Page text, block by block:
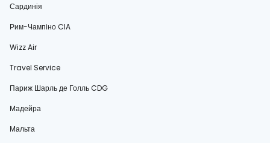
Сардинія
Рим-Чампіно CIA
Wizz Air
Travel Service
Париж Шарль де Голль CDG
Мадейра
Мальта